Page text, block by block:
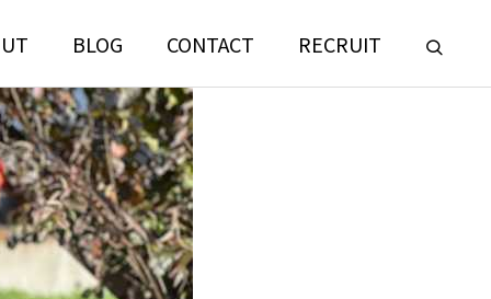
BLOG CONTACT RECRUIT